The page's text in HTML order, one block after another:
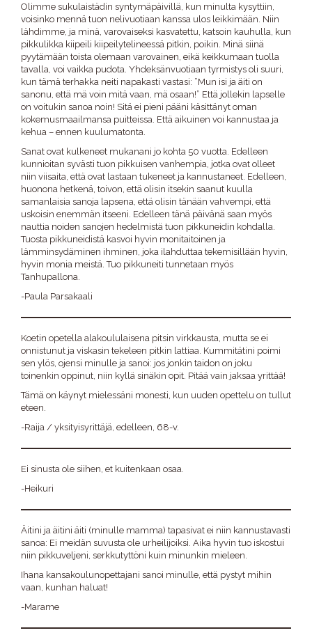
Olimme sukulaistädin syntymäpäivillä, kun minulta kysyttiin,
voisinko mennä tuon nelivuotiaan kanssa ulos leikkimään. Niin
lähdimme, ja minä, varovaiseksi kasvatettu, katsoin kauhulla, kun
pikkulikka kiipeili kiipeilytelineessä pitkin, poikin. Minä siinä
pyytämään toista olemaan varovainen, eikä keikkumaan tuolla
tavalla, voi vaikka pudota. Yhdeksänvuotiaan tyrmistys oli suuri,
kun tämä terhakka neiti napakasti vastasi: ”Mun isi ja äiti on
sanonu, että mä voin mitä vaan, mä osaan!” Että jollekin lapselle
on voitukin sanoa noin! Sitä ei pieni pääni käsittänyt oman
kokemusmaailmansa puitteissa. Että aikuinen voi kannustaa ja
kehua – ennen kuulumatonta.
Sanat ovat kulkeneet mukanani jo kohta 50 vuotta. Edelleen
kunnioitan syvästi tuon pikkuisen vanhempia, jotka ovat olleet
niin viisaita, että ovat lastaan tukeneet ja kannustaneet. Edelleen,
huonona hetkenä, toivon, että olisin itsekin saanut kuulla
samanlaisia sanoja lapsena, että olisin tänään vahvempi, että
uskoisin enemmän itseeni. Edelleen tänä päivänä saan myös
nauttia noiden sanojen hedelmistä tuon pikkuneidin kohdalla.
Tuosta pikkuneidistä kasvoi hyvin monitaitoinen ja
lämminsydäminen ihminen, joka ilahduttaa tekemisillään hyvin,
hyvin monia meistä. Tuo pikkuneiti tunnetaan myös
Tanhupallona.
-Paula Parsakaali
Koetin opetella alakoululaisena pitsin virkkausta, mutta se ei
onnistunut ja viskasin tekeleen pitkin lattiaa. Kummitätini poimi
sen ylös, ojensi minulle ja sanoi: jos jonkin taidon on joku
toinenkin oppinut, niin kyllä sinäkin opit. Pitää vain jaksaa yrittää!
Tämä on käynyt mielessäni monesti, kun uuden opettelu on tullut
eteen.
-Raija / yksityisyrittäjä, edelleen, 68-v.
Ei sinusta ole siihen, et kuitenkaan osaa.
-Heikuri
Äitini ja äitini äiti (minulle mamma) tapasivat ei niin kannustavasti
sanoa: Ei meidän suvusta ole urheilijoiksi. Aika hyvin tuo iskostui
niin pikkuveljeni, serkkutyttöni kuin minunkin mieleen.
Ihana kansakoulunopettajani sanoi minulle, että pystyt mihin
vaan, kunhan haluat!
-Marame